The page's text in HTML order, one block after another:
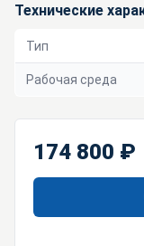
Технические
Тип
Рабочая среда
174 800 ₽